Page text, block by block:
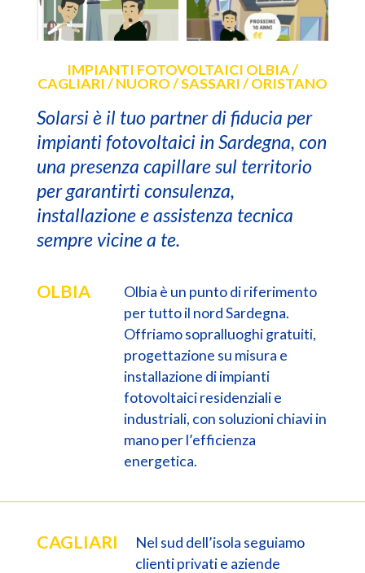
IMPIANTI FOTOVOLTAICI OLBIA /
CAGLIARI / NUORO / SASSARI / ORISTANO
Solarsi è il tuo partner di fiducia per
impianti fotovoltaici in Sardegna, con
una presenza capillare sul territorio
per garantirti consulenza,
installazione e assistenza tecnica
sempre vicine a te.
OLBIA
Olbia è un punto di riferimento
per tutto il nord Sardegna.
Offriamo sopralluoghi gratuiti,
progettazione su misura e
installazione di impianti
fotovoltaici residenziali e
industriali, con soluzioni chiavi in
mano per l’efficienza
energetica.
CAGLIARI
Nel sud dell’isola seguiamo
clienti privati e aziende